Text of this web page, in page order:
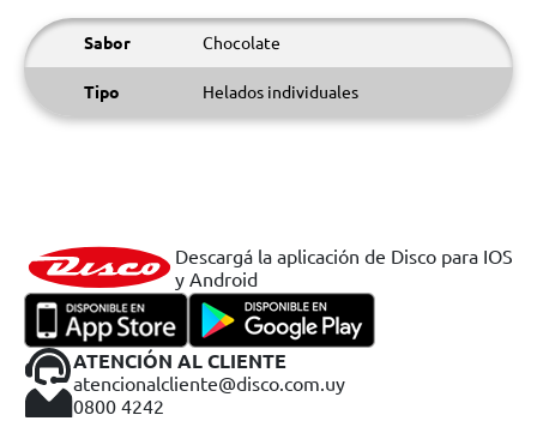
Sabor Chocolate
Tipo Helados individuales
Descargá la aplicación de Disco para IOS
y Android
ATENCIÓN AL CLIENTE
atencionalcliente@disco.com.uy
0800 4242